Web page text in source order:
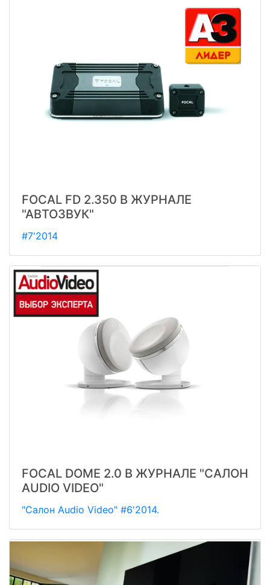
FOCAL FD 2.350 В ЖУРНАЛЕ
"АВТОЗВУК"
#7'2014
FOCAL DOME 2.0 В ЖУРНАЛЕ "САЛОН
AUDIO VIDEO"
"Салон Audio Video" #6'2014.